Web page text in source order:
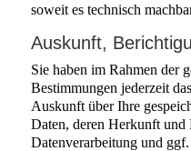
soweit es technisch
Auskunft,
Sie haben im Rahmen der
Bestimmungen jederzeit
Auskunft über Ihre
Daten, deren Herkunft
Datenverarbeitung und